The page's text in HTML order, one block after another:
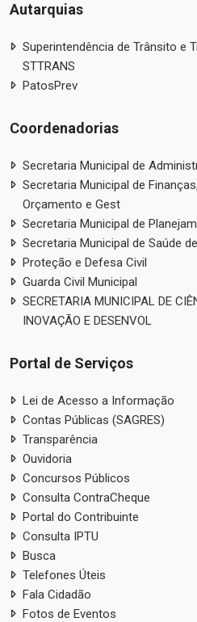
Autarquias
Superintendência de Trânsito e
STTRANS
PatosPrev
Coordenadorias
Secretaria Municipal de
Secretaria Municipal de
Orçamento e Gest
Secretaria Municipal de
Secretaria Municipal de Saúde
Proteção e Defesa Civil
Guarda Civil Municipal
SECRETARIA MUNICIPAL DE
INOVAÇÃO E DESENVOL
Portal de Serviços
Lei de Acesso a Informação
Contas Públicas (SAGRES)
Transparência
Ouvidoria
Concursos Públicos
Consulta ContraCheque
Portal do Contribuinte
Consulta IPTU
Busca
Telefones Úteis
Fala Cidadão
Fotos de Eventos